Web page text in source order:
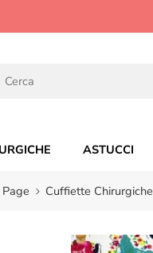
ASTUCCI
Cuffiette Chirurgiche